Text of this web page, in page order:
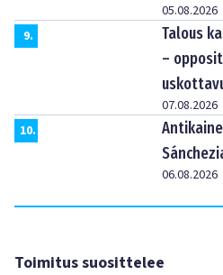
05.08.2026
9.
Talous
–
07.08.2026
10.
06.08.2026
Toimitus suosittelee